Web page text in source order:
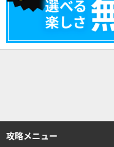
攻略メニュー